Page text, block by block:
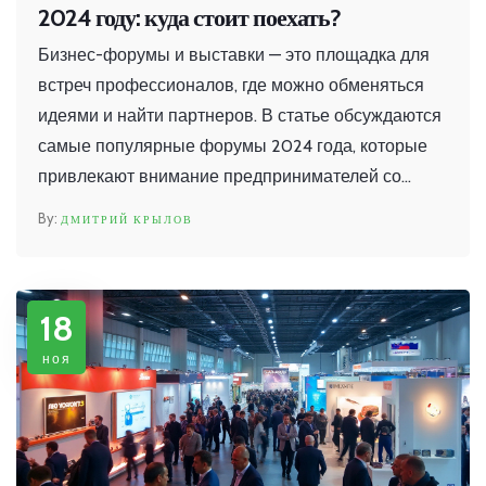
2024 году: куда стоит поехать?
Бизнес-форумы и выставки — это площадка для
встреч профессионалов, где можно обменяться
идеями и найти партнеров. В статье обсуждаются
самые популярные форумы 2024 года, которые
привлекают внимание предпринимателей со
внимание особенностям организации таких
событий и тому, как извлечь из них максимальную
пользу.
ДМИТРИЙ КРЫЛОВ
18
ноя